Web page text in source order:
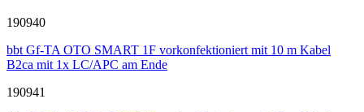
190940
bbt Gf-TA OTO SMART 1F vorkonfektioniert mit 10 m Kabel
B2ca mit 1x LC/APC am Ende
190941